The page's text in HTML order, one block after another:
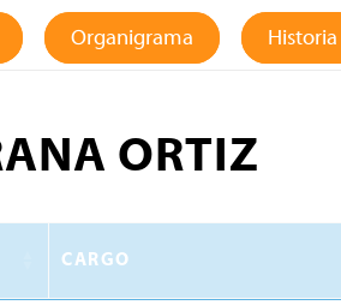
Organigrama Historia
ORTIZ
CARGO